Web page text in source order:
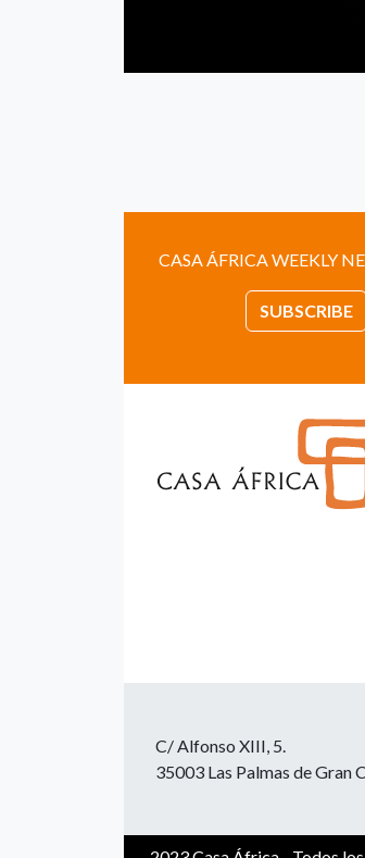
CASA ÁFRICA WEEKLY
SUBSCRIBE
C/ Alfonso XIII, 5.
35003 Las Palmas de Gran